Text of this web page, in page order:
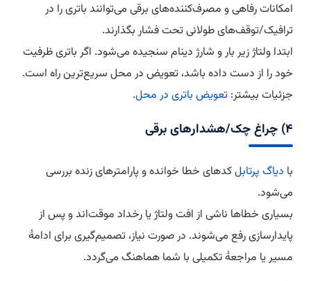
امکانات رفاهی و مصرف‌کننده‌های برقی می‌توانند باتری را در
ترافیک/توقف‌های طولانی تحت فشار بگذارند.
ابتدا ولتاژ زیر بار و شارژ دینام سنجیده می‌شود. اگر باتری ظرفیت
خود را از دست داده باشد، تعویض در محل سریع‌ترین راه است.
جزئیات بیشتر: تعویض باتری در محل.
۴) چراغ چک/هشدارهای برقی
با دیاگ پرتابلکدهای خطا خوانده و پارامترهای زنده بررسی
می‌شود.
بسیاری خطاها ناشی از افت ولتاژ یا رخداد موقت‌اند و پس از
پایدارسازی رفع می‌شوند. در صورت نیاز، تصمیم‌گیری برای ادامهٔ
مسیر یا مراجعهٔ تکمیلی با شما هماهنگ می‌گردد.